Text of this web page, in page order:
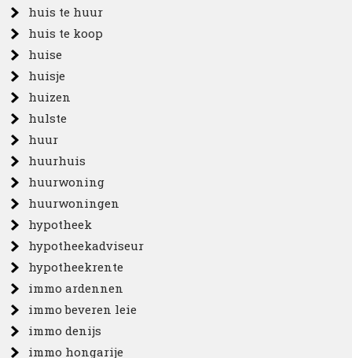
huis te huur
huis te koop
huise
huisje
huizen
hulste
huur
huurhuis
huurwoning
huurwoningen
hypotheek
hypotheekadviseur
hypotheekrente
immo ardennen
immo beveren leie
immo denijs
immo hongarije